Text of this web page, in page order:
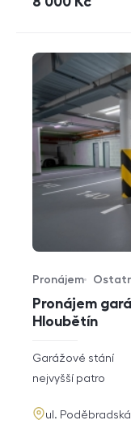
Pronájem
Hloubětín
Typ nabídky
Pronájem
Typ nemovitosti
rozměry
dispozice
Garážové stání
funkce
nejvyšší patro
adresa
ul.